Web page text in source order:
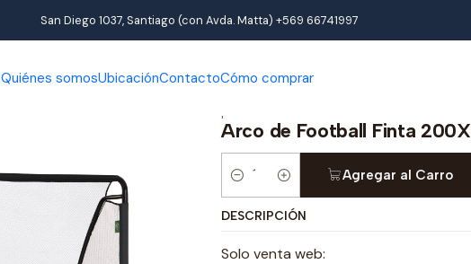
Quiénes somosUbicaciónContactoCómo comprar
San Diego 1037, Santiago (con Avda. Matta) +569 66741997
Articulos deportivos Football Arco de Football Finta 200X300 cm Exit
|
Arco de Football Finta
Cantidad
Agregar al Carro
DESCRIPCIÓN
Solo venta web: